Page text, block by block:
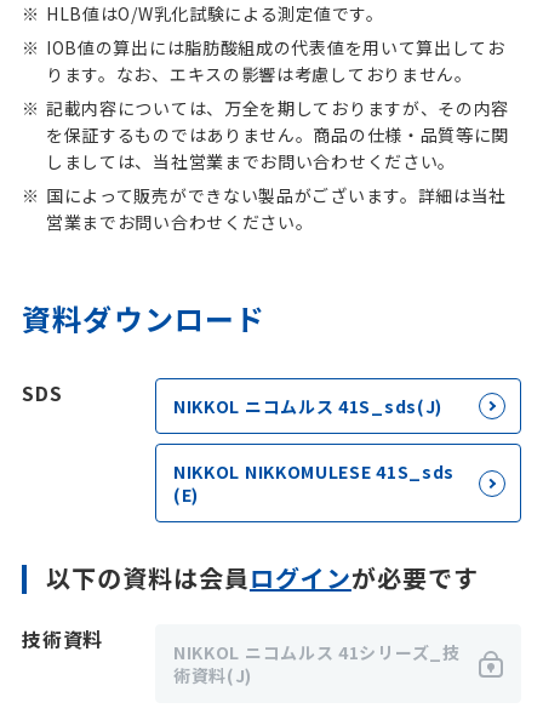
HLB値はO/W乳化試験による測定値です。
IOB値の算出には脂肪酸組成の代表値を用いて算出してお
ります。なお、エキスの影響は考慮しておりません。
記載内容については、万全を期しておりますが、その内容
を保証するものではありません。商品の仕様・品質等に関
しましては、当社営業までお問い合わせください。
国によって販売ができない製品がございます。詳細は当社
営業までお問い合わせください。
資料ダウンロード
SDS NIKKOL ニコムルス 41S_sds(J)
NIKKOL NIKKOMULESE 41S_sds
(E)
以下の資料は会員ログインが必要です
技術資料
NIKKOL ニコムルス 41シリーズ_技
術資料(J)